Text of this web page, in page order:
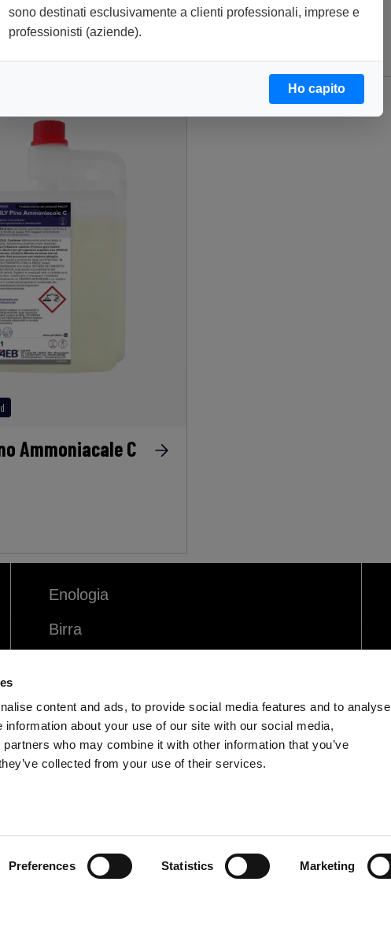
content and ads, to provide social media features and to analyse
about your use of our site with our social media,
who may combine it with other information that you’ve
collected from your use of their services.
Preferences Statistics Marketing
sono destinati esclusivamente a clienti professionali, imprese e
professionisti (aziende).
Ho capito
Ammoniacale C
Enologia
Birra
IT